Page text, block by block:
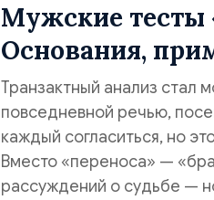
Мужские тесты
Основания,
Транзактный анализ стал
повседневной речью,
каждый согласиться, но
Вместо «переноса» —
рассуждений о судьбе —